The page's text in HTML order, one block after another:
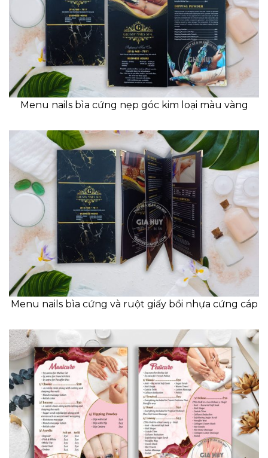
Menu nails bìa cứng nẹp góc kim loại màu vàng
Menu nails bìa cứng và ruột giấy bồi nhựa cứng cáp